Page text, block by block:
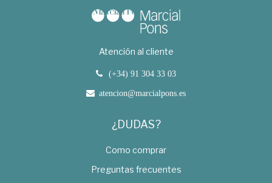
Atención al cliente
(+34) 91 304 33 03
atencion@marcialpons.es
¿DUDAS?
Como comprar
Preguntas frecuentes